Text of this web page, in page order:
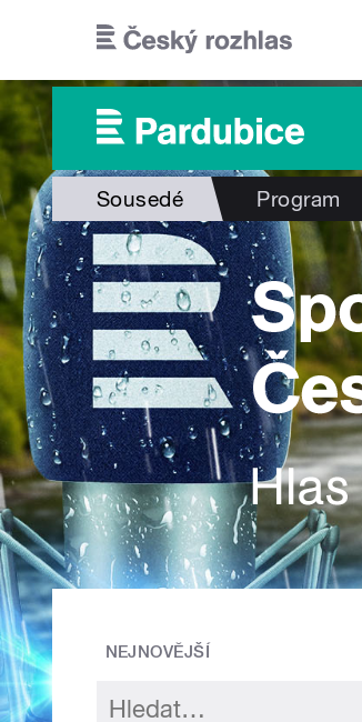
Sousedé Program
NEJNOVĚJŠÍ